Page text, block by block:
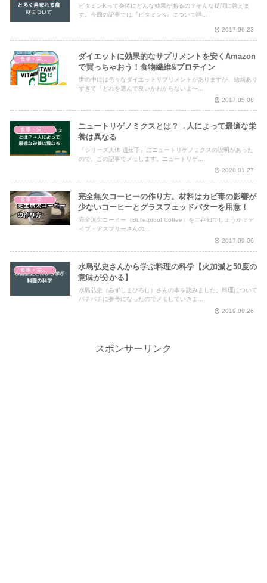
ビタミンKって身体にどんな効果があるの？そんな疑問に答えま
す。今回の記事では『ビタミンK』について詳...
2017.06.23
ダイエットに効果的なサプリメントを安くAmazon
で買っちゃおう！食物繊維&プロテイン
世の中には色々なダイエットサプリメントがありますが、結局あり
すぎて「どれを選んで良いかわからないよ〜...
2017.05.08
ニュートリゲノミクスとは？→人によって最適な栄
養は異なる
『シリーズ人体 遺伝子』にニュートリゲノミクスの説明があった
ので、この記事でメモします。ニュートリゲ...
2020.01.27
完全無欠コーヒーの作り方。材料はカビ毒の影響が
少ないコーヒーとグラスフェッドバターを用意！
完全無欠コーヒー（Bulletproof Coffee）をご存知でしょうか？デ
イブ・アスプリーさんの...
2017.09.06
水島弘史さんから学ぶ料理の科学【火加減と50度の
意味が分かる】
水島弘史（みずしまひろし）さんの本を読みました。料理について
バチバチに参考になったのでメモしていきま...
2019.08.26
スポンサーリンク